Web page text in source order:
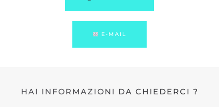
E-MAIL
HAI INFORMAZIONI DA CHIEDERCI ?